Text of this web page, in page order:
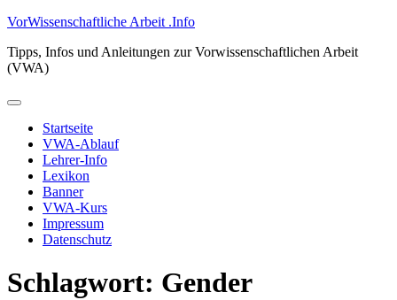
Zum
springen
VorWissenschaftliche Arbeit .Info
Tipps, Infos und Anleitungen zur Vorwissenschaftlichen Arbeit
(VWA)
Primäres
Startseite
VWA-Ablauf
Lehrer-Info
Lexikon
Banner
VWA-Kurs
Impressum
Datenschutz
Schlagwort: Gender